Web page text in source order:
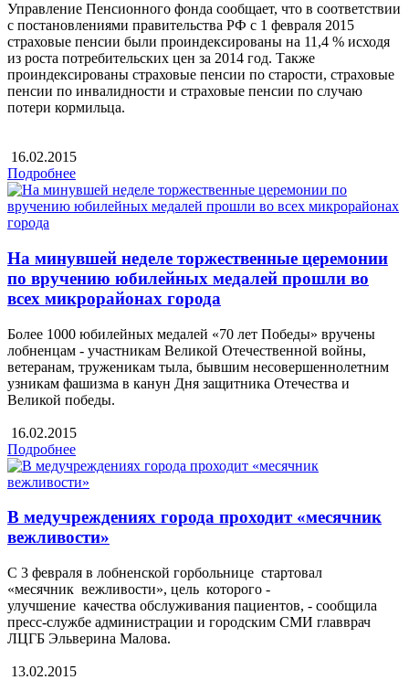
Управление Пенсионного фонда сообщает, что в соответствии
с постановлениями правительства РФ с 1 февраля 2015
страховые пенсии были проиндексированы на 11,4 % исходя
из роста потребительских цен за 2014 год. Также
проиндексированы страховые пенсии по старости, страховые
пенсии по инвалидности и страховые пенсии по случаю
потери кормильца.
16.02.2015
Подробнее
На минувшей неделе торжественные церемонии
по вручению юбилейных медалей прошли во
всех микрорайонах города
Более 1000 юбилейных медалей «70 лет Победы» вручены
лобненцам - участникам Великой Отечественной войны,
ветеранам, труженикам тыла, бывшим несовершеннолетним
узникам фашизма в канун Дня защитника Отечества и
Великой победы.
16.02.2015
Подробнее
В медучреждениях города проходит «месячник
вежливости»
С 3 февраля в лобненской горбольнице стартовал
«месячник вежливости», цель которого -
улучшение качества обслуживания пациентов, - сообщила
пресс-службе администрации и городским СМИ главврач
ЛЦГБ Эльверина Малова.
13.02.2015